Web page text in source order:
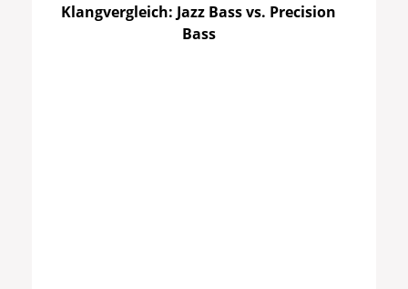
Klangvergleich: Jazz Bass vs. Precision
Bass